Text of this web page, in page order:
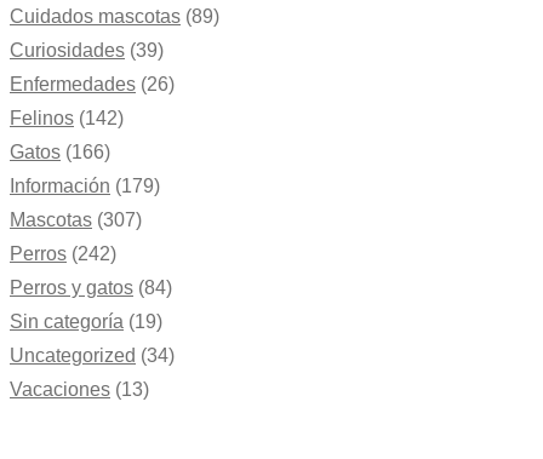
Cuidados mascotas (89)
Curiosidades (39)
Enfermedades (26)
Felinos (142)
Gatos (166)
Información (179)
Mascotas (307)
Perros (242)
Perros y gatos (84)
Sin categoría (19)
Uncategorized (34)
Vacaciones (13)